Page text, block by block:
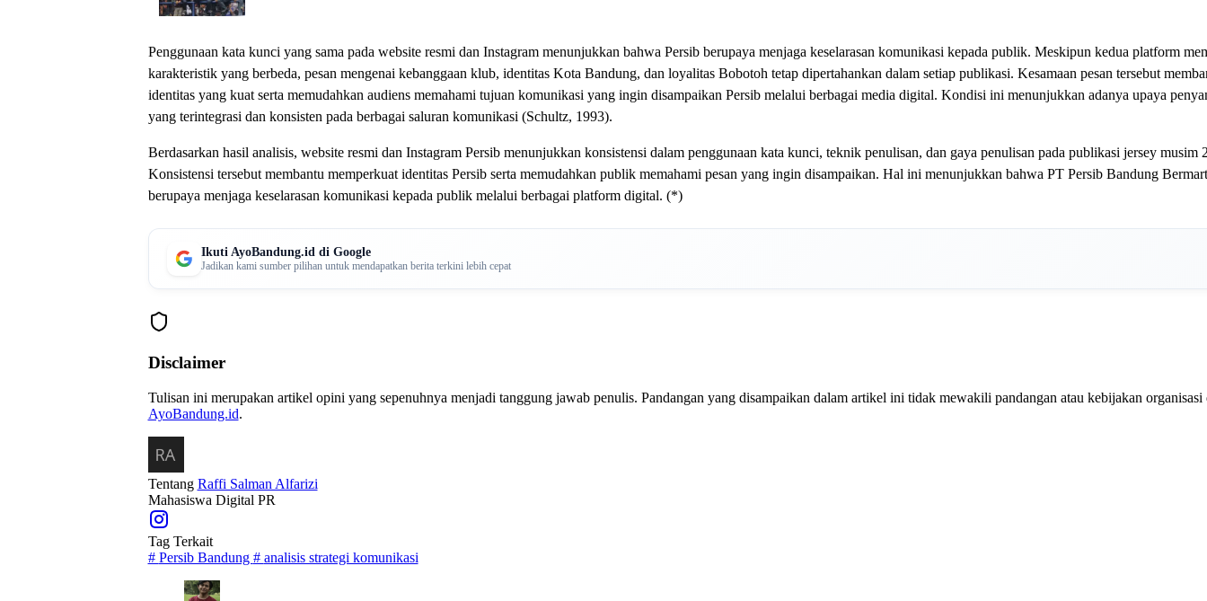
Penggunaan kata kunci yang sama pada website resmi dan Instagram menunjukkan bahwa Persib berupaya menjaga keselarasan komunikasi kepada publik. Meskipun kedua platform
karakteristik yang berbeda, pesan mengenai kebanggaan klub, identitas Kota Bandung, dan loyalitas Bobotoh tetap dipertahankan dalam setiap publikasi. Kesamaan pesan tersebut
identitas yang kuat serta memudahkan audiens memahami tujuan komunikasi yang ingin disampaikan Persib melalui berbagai media digital. Kondisi ini menunjukkan adanya upaya
yang terintegrasi dan konsisten pada berbagai saluran komunikasi (Schultz, 1993).
Berdasarkan hasil analisis, website resmi dan Instagram Persib menunjukkan konsistensi dalam penggunaan kata kunci, teknik penulisan, dan gaya penulisan pada publikasi jersey musim
Konsistensi tersebut membantu memperkuat identitas Persib serta memudahkan publik memahami pesan yang ingin disampaikan. Hal ini menunjukkan bahwa PT Persib Bandung
berupaya menjaga keselarasan komunikasi kepada publik melalui berbagai platform digital. (*)
Ikuti AyoBandung.id di Google
Jadikan kami sumber pilihan untuk mendapatkan berita terkini lebih cepat
Disclaimer
Tulisan ini merupakan artikel opini yang sepenuhnya menjadi tanggung jawab penulis. Pandangan yang disampaikan dalam artikel ini tidak mewakili pandangan atau kebijakan organisasi
AyoBandung.id.
Tentang Raffi Salman Alfarizi
Mahasiswa Digital PR
Tag Terkait
# Persib Bandung # analisis strategi komunikasi